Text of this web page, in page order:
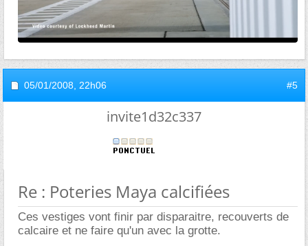
05/01/2008, 22h06 #5
invite1d32c337
Re : Poteries Maya calcifiées
Ces vestiges vont finir par disparaitre, recouverts de
calcaire et ne faire qu'un avec la grotte.